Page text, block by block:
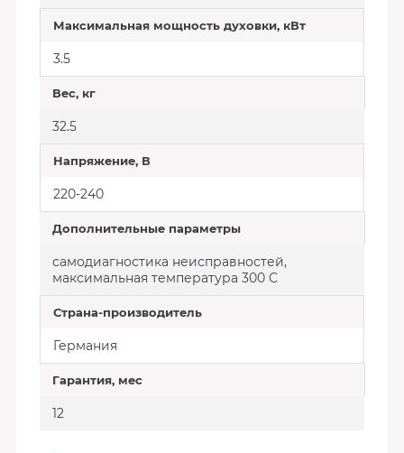
Максимальная мощность духовки, кВт
3.5
Вес, кг
32.5
Напряжение, В
220-240
Дополнительные параметры
самодиагностика неисправностей,
максимальная температура 300 С
Страна-производитель
Германия
Гарантия, мес
12